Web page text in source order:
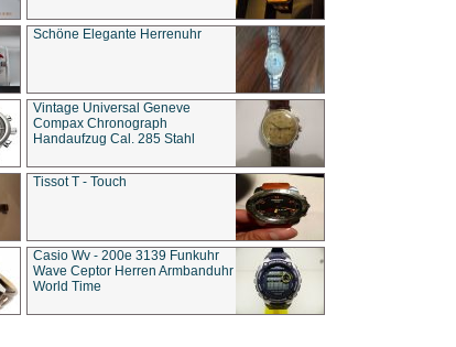
Schöne Elegante Herrenuhr
Vintage Universal Geneve
Compax Chronograph
Handaufzug Cal. 285 Stahl
Tissot T - Touch
Casio Wv - 200e 3139 Funkuhr
Wave Ceptor Herren Armbanduhr
World Time